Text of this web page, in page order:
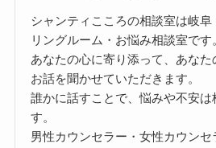
シャンティこころの相談室は岐
リングルーム・お悩み相談室です
あなたの心に寄り添って、あなた
お話を聞かせていただきます。
誰かに話すことで、悩みや不安は
す。
男性カウンセラー・女性カウン